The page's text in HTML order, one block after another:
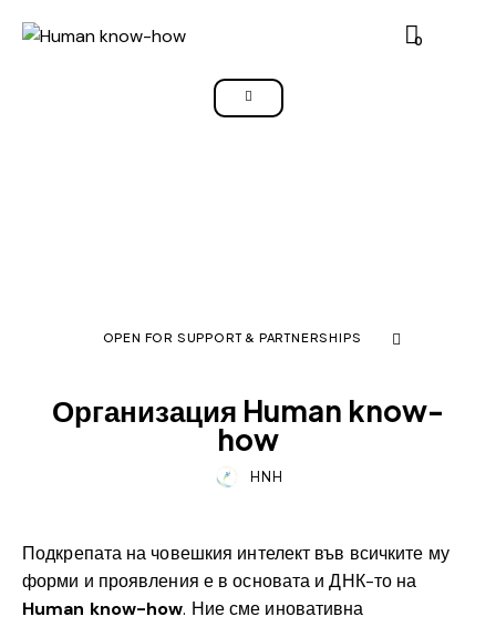
0
OPEN FOR SUPPORT & PARTNERSHIPS
Организация Human know-
how
HNH
Подкрепата на човешкия интелект във всичките му
форми и проявления е в основата и ДНК-то на
Human know-how. Ние сме иновативна